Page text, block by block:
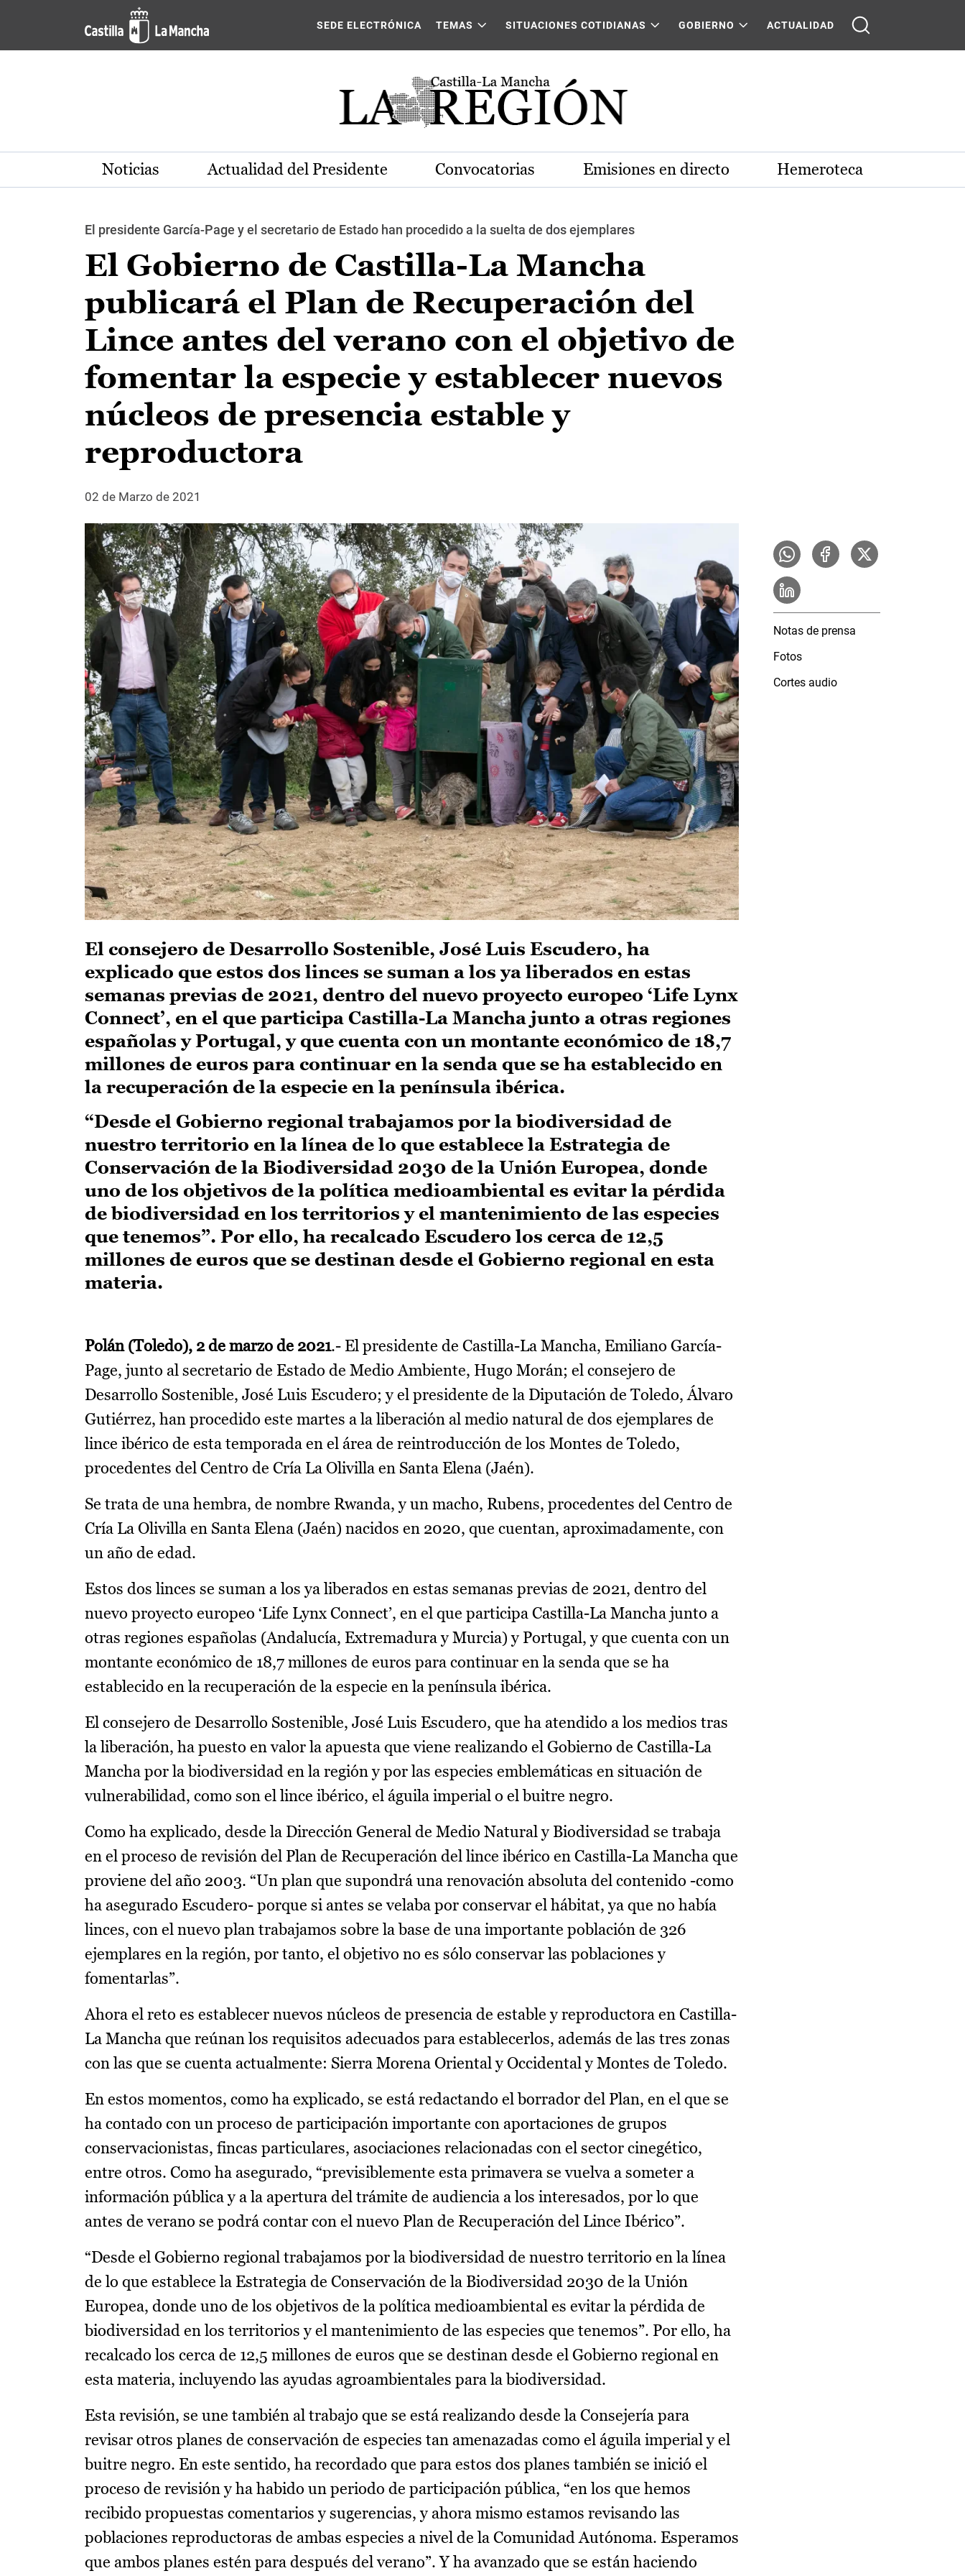
Pasar al contenido principal
SEDE ELECTRÓNICA TEMAS SITUACIONES COTIDIANAS GOBIERNO ACTUALIDAD
Noticias Actualidad del Presidente Convocatorias Emisiones en directo Hemeroteca
El presidente García-Page y el secretario de Estado han procedido a la suelta de dos ejemplares
El Gobierno de Castilla-La Mancha
publicará el Plan de Recuperación del
Lince antes del verano con el objetivo de
fomentar la especie y establecer nuevos
núcleos de presencia estable y
reproductora
02 de Marzo de 2021
El consejero de Desarrollo Sostenible, José Luis Escudero, ha
explicado que estos dos linces se suman a los ya liberados en estas
semanas previas de 2021, dentro del nuevo proyecto europeo ‘Life Lynx
Connect’, en el que participa Castilla-La Mancha junto a otras regiones
españolas y Portugal, y que cuenta con un montante económico de 18,7
millones de euros para continuar en la senda que se ha establecido en
la recuperación de la especie en la península ibérica.
“Desde el Gobierno regional trabajamos por la biodiversidad de
nuestro territorio en la línea de lo que establece la Estrategia de
Conservación de la Biodiversidad 2030 de la Unión Europea, donde
uno de los objetivos de la política medioambiental es evitar la pérdida
de biodiversidad en los territorios y el mantenimiento de las especies
que tenemos”. Por ello, ha recalcado Escudero los cerca de 12,5
millones de euros que se destinan desde el Gobierno regional en esta
materia.
Polán (Toledo), 2 de marzo de 2021.- El presidente de Castilla-La Mancha, Emiliano García-
Page, junto al secretario de Estado de Medio Ambiente, Hugo Morán; el consejero de
Desarrollo Sostenible, José Luis Escudero; y el presidente de la Diputación de Toledo, Álvaro
Gutiérrez, han procedido este martes a la liberación al medio natural de dos ejemplares de
lince ibérico de esta temporada en el área de reintroducción de los Montes de Toledo,
procedentes del Centro de Cría La Olivilla en Santa Elena (Jaén).
Se trata de una hembra, de nombre Rwanda, y un macho, Rubens, procedentes del Centro de
Cría La Olivilla en Santa Elena (Jaén) nacidos en 2020, que cuentan, aproximadamente, con
un año de edad.
Estos dos linces se suman a los ya liberados en estas semanas previas de 2021, dentro del
nuevo proyecto europeo ‘Life Lynx Connect’, en el que participa Castilla-La Mancha junto a
otras regiones españolas (Andalucía, Extremadura y Murcia) y Portugal, y que cuenta con un
montante económico de 18,7 millones de euros para continuar en la senda que se ha
establecido en la recuperación de la especie en la península ibérica.
El consejero de Desarrollo Sostenible, José Luis Escudero, que ha atendido a los medios tras
la liberación, ha puesto en valor la apuesta que viene realizando el Gobierno de Castilla-La
Mancha por la biodiversidad en la región y por las especies emblemáticas en situación de
vulnerabilidad, como son el lince ibérico, el águila imperial o el buitre negro.
Como ha explicado, desde la Dirección General de Medio Natural y Biodiversidad se trabaja
en el proceso de revisión del Plan de Recuperación del lince ibérico en Castilla-La Mancha que
proviene del año 2003. “Un plan que supondrá una renovación absoluta del contenido -como
ha asegurado Escudero- porque si antes se velaba por conservar el hábitat, ya que no había
linces, con el nuevo plan trabajamos sobre la base de una importante población de 326
ejemplares en la región, por tanto, el objetivo no es sólo conservar las poblaciones y
fomentarlas”.
Ahora el reto es establecer nuevos núcleos de presencia de estable y reproductora en Castilla-
La Mancha que reúnan los requisitos adecuados para establecerlos, además de las tres zonas
con las que se cuenta actualmente: Sierra Morena Oriental y Occidental y Montes de Toledo.
En estos momentos, como ha explicado, se está redactando el borrador del Plan, en el que se
ha contado con un proceso de participación importante con aportaciones de grupos
conservacionistas, fincas particulares, asociaciones relacionadas con el sector cinegético,
entre otros. Como ha asegurado, “previsiblemente esta primavera se vuelva a someter a
información pública y a la apertura del trámite de audiencia a los interesados, por lo que
antes de verano se podrá contar con el nuevo Plan de Recuperación del Lince Ibérico”.
“Desde el Gobierno regional trabajamos por la biodiversidad de nuestro territorio en la línea
de lo que establece la Estrategia de Conservación de la Biodiversidad 2030 de la Unión
Europea, donde uno de los objetivos de la política medioambiental es evitar la pérdida de
biodiversidad en los territorios y el mantenimiento de las especies que tenemos”. Por ello, ha
recalcado los cerca de 12,5 millones de euros que se destinan desde el Gobierno regional en
esta materia, incluyendo las ayudas agroambientales para la biodiversidad.
Esta revisión, se une también al trabajo que se está realizando desde la Consejería para
revisar otros planes de conservación de especies tan amenazadas como el águila imperial y el
buitre negro. En este sentido, ha recordado que para estos dos planes también se inició el
proceso de revisión y ha habido un periodo de participación pública, “en los que hemos
recibido propuestas comentarios y sugerencias, y ahora mismo estamos revisando las
poblaciones reproductoras de ambas especies a nivel de la Comunidad Autónoma. Esperamos
que ambos planes estén para después del verano”. Y ha avanzado que se están haciendo
Notas de prensa
Fotos
Cortes audio